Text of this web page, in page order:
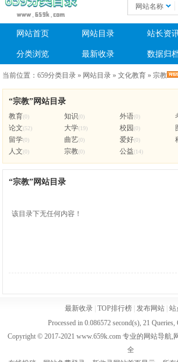
网站名称
网站首页 网站目录 站长资
分类浏览 最新收录 数据归
当前位置：659分类目录 » 网站目录 »文化教育 »宗教
“宗教”网站目录
教育(0) 知识(0) 外语(0)
论文(52) 大学(19) 校园(0)
留学(0) 曲艺(0) 爱好(0)
人文(0) 宗教(0) 公益(14)
“宗教”网站目录
该目录下无任何内容！
最新收录| TOP排行榜| 发布网站| 站
Processed in 0.086572 second(s), 21 Queries,
Copyright © 2017-2021 www.659k.com 专业的网站导航
全